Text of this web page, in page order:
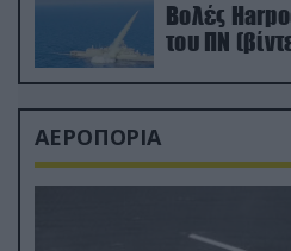
Βολές
του ΠΝ
ΑΕΡΟΠΟΡΙΑ